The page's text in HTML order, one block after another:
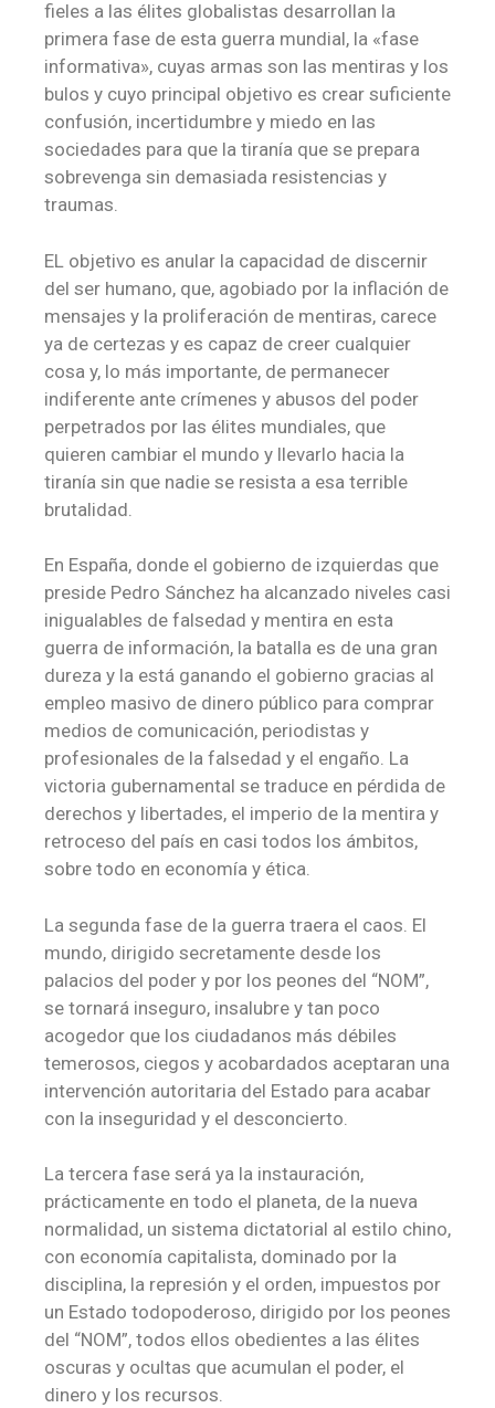
fieles a las élites globalistas desarrollan la
primera fase de esta guerra mundial, la «fase
informativa», cuyas armas son las mentiras y los
bulos y cuyo principal objetivo es crear suficiente
confusión, incertidumbre y miedo en las
sociedades para que la tiranía que se prepara
sobrevenga sin demasiada resistencias y
traumas.
EL objetivo es anular la capacidad de discernir
del ser humano, que, agobiado por la inflación de
mensajes y la proliferación de mentiras, carece
ya de certezas y es capaz de creer cualquier
cosa y, lo más importante, de permanecer
indiferente ante crímenes y abusos del poder
perpetrados por las élites mundiales, que
quieren cambiar el mundo y llevarlo hacia la
tiranía sin que nadie se resista a esa terrible
brutalidad.
En España, donde el gobierno de izquierdas que
preside Pedro Sánchez ha alcanzado niveles casi
inigualables de falsedad y mentira en esta
guerra de información, la batalla es de una gran
dureza y la está ganando el gobierno gracias al
empleo masivo de dinero público para comprar
medios de comunicación, periodistas y
profesionales de la falsedad y el engaño. La
victoria gubernamental se traduce en pérdida de
derechos y libertades, el imperio de la mentira y
retroceso del país en casi todos los ámbitos,
sobre todo en economía y ética.
La segunda fase de la guerra traera el caos. El
mundo, dirigido secretamente desde los
palacios del poder y por los peones del “NOM”,
se tornará inseguro, insalubre y tan poco
acogedor que los ciudadanos más débiles
temerosos, ciegos y acobardados aceptaran una
intervención autoritaria del Estado para acabar
con la inseguridad y el desconcierto.
La tercera fase será ya la instauración,
prácticamente en todo el planeta, de la nueva
normalidad, un sistema dictatorial al estilo chino,
con economía capitalista, dominado por la
disciplina, la represión y el orden, impuestos por
un Estado todopoderoso, dirigido por los peones
del “NOM”, todos ellos obedientes a las élites
oscuras y ocultas que acumulan el poder, el
dinero y los recursos.